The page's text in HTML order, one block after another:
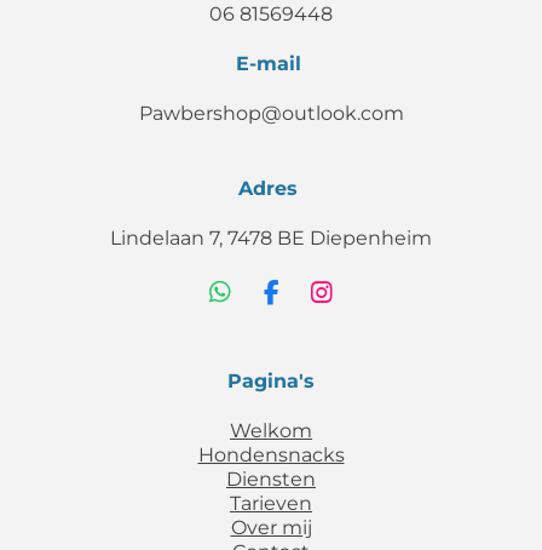
06 81569448
E-mail
Pawbershop@outlook.com
Adres
Lindelaan 7, 7478 BE Diepenheim
W
p
p
F
e
b
o
k
I
a
Pagina's
Welkom
Hondensnacks
Diensten
Tarieven
Over mij